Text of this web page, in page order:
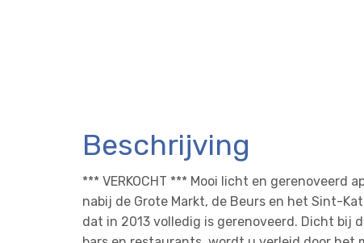
Beschrijving
*** VERKOCHT *** Mooi licht en gerenoveerd
nabij de Grote Markt, de Beurs en het Sint-
dat in 2013 volledig is gerenoveerd. Dicht bij